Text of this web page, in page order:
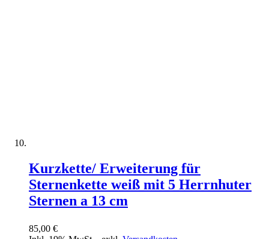
Kurzkette/ Erweiterung für
Sternenkette weiß mit 5 Herrnhuter
Sternen a 13 cm
85,00 €